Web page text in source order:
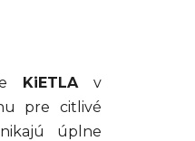
KiETLAv
pre citlivé
úplne